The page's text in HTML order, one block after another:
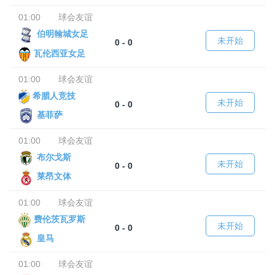
01:00
球会友谊
伯明翰城女足
0 - 0
瓦伦西亚女足
未开始
01:00
球会友谊
希腊人竞技
0 - 0
基菲萨
未开始
01:00
球会友谊
布尔戈斯
0 - 0
莱昂文体
未开始
01:00
球会友谊
费伦茨瓦罗斯
0 - 0
皇马
未开始
01:00
球会友谊